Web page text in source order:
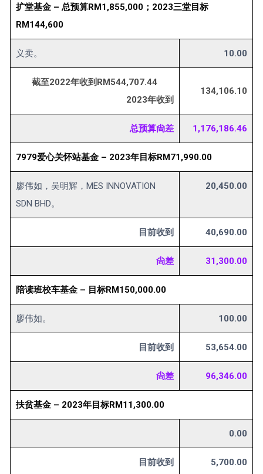
扩堂基金 – 总预算RM1,855,000；2023三堂目标
RM144,600
义卖。 10.00
截至2022年收到RM544,707.44
2023年收到
134,106.10
总预算尙差 1,176,186.46
7979爱心关怀站基金 – 2023年目标RM71,990.00
廖伟如，吴明辉，MES INNOVATION
SDN BHD。
20,450.00
目前收到 40,690.00
尙差 31,300.00
陪读班校车基金 – 目标RM150,000.00
廖伟如。 100.00
目前收到 53,654.00
尙差 96,346.00
扶贫基金 – 2023年目标RM11,300.00
0.00
目前收到 5,700.00